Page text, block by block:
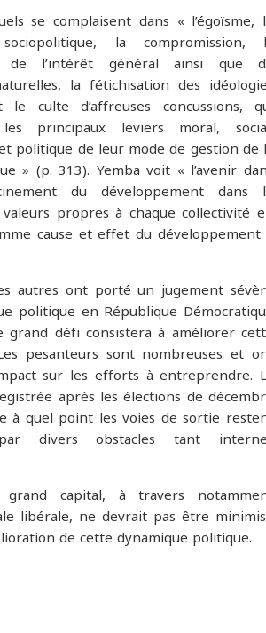
se complaisent dans « l’égoïsme,
la compromission,
de l’intérêt général ainsi que
la fétichisation des
le culte d’affreuses concussions,
principaux leviers moral,
politique de leur mode de gestion de
» (p. 313). Yemba voit « l’avenir
du développement dans
propres à chaque collectivité
cause et effet du développement
autres ont porté un jugement
politique en République
grand défi consistera à améliorer
pesanteurs sont nombreuses et
sur les efforts à entreprendre.
après les élections de
à quel point les voies de sortie
divers obstacles tant
grand capital, à travers
libérale, ne devrait pas être
de cette dynamique politique.